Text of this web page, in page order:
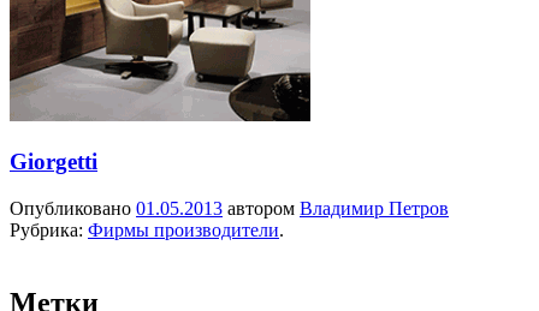
Giorgetti
Опубликовано 01.05.2013 автором Владимир Петров
Рубрика: Фирмы производители.
Метки